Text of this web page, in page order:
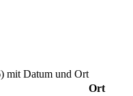
mit Datum und Ort
Ort